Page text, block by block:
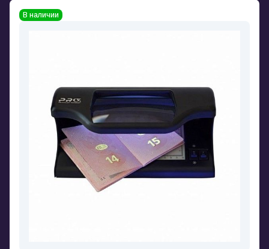
В наличии